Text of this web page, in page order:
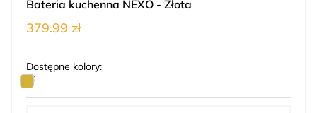
Bateria kuchenna NEXO - Złota
379.99 zł
Dostępne kolory: